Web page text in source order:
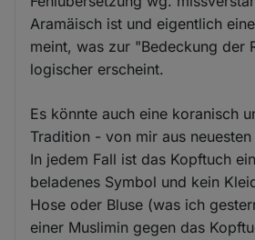
Aramäisch ist und eigentlich
meint, was zur "Bedeckung der
logischer erscheint.
Es könnte auch eine koranisch
Tradition - von mir aus
In jedem Fall ist das Kopftuch
beladenes Symbol und kein
Hose oder Bluse (was ich
einer Muslimin gegen das